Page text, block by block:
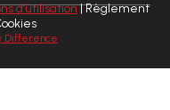
d’utilisation| Règlement
Difference